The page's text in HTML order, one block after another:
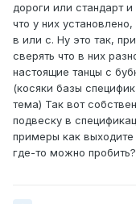
дороги или стандарт и
что у них
в или с. Ну это так,
сверять что в них
настоящие танцы с
(косяки базы
тема) Так вот
подвеску в
примеры как
где-то можно пробить?